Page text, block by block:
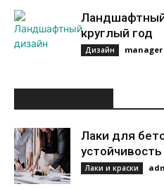
Ландшафтный
круглый год
Дизайн manager
Лаки для
устойчивость
Лаки и краски